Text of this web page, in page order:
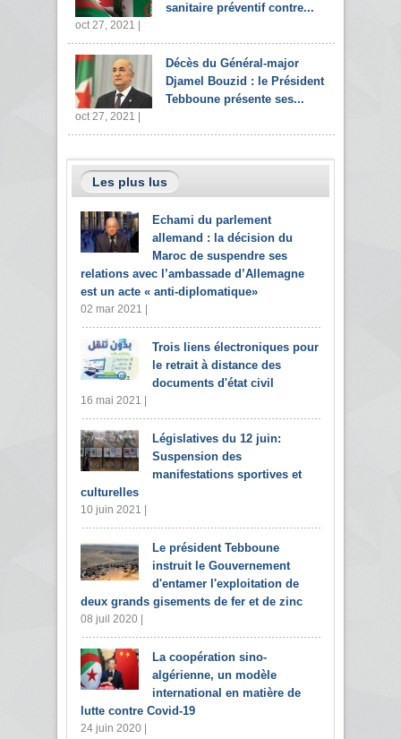
sanitaire préventif contre...
oct 27, 2021 |
Décès du Général-major
Djamel Bouzid : le Président
Tebboune présente ses...
oct 27, 2021 |
Les plus lus
Echami du parlement
allemand : la décision du
Maroc de suspendre ses
relations avec l’ambassade d’Allemagne
est un acte « anti-diplomatique»
02 mar 2021 |
Trois liens électroniques pour
le retrait à distance des
documents d'état civil
16 mai 2021 |
Législatives du 12 juin:
Suspension des
manifestations sportives et
culturelles
10 juin 2021 |
Le président Tebboune
instruit le Gouvernement
d'entamer l'exploitation de
deux grands gisements de fer et de zinc
08 juil 2020 |
La coopération sino-
algérienne, un modèle
international en matière de
lutte contre Covid-19
24 juin 2020 |